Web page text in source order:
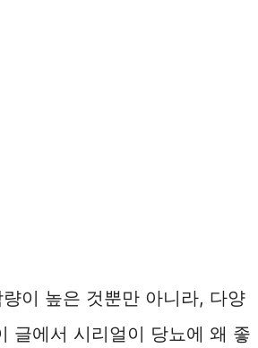
이 높은 것뿐만 아니라, 다양
글에서 시리얼이 당뇨에 왜 좋